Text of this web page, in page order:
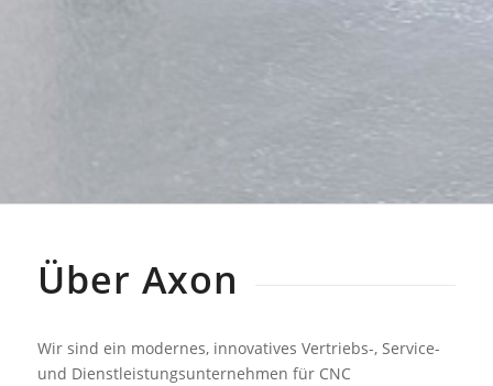
Über Axon
Wir sind ein modernes, innovatives Vertriebs-, Service-
und Dienstleistungsunternehmen für CNC